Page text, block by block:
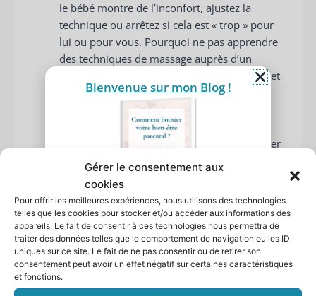
Gérer le consentement aux
cookies
Pour offrir les meilleures expériences, nous utilisons des technologies
telles que les cookies pour stocker et/ou accéder aux informations des
appareils. Le fait de consentir à ces technologies nous permettra de
traiter des données telles que le comportement de navigation ou les ID
uniques sur ce site. Le fait de ne pas consentir ou de retirer son
consentement peut avoir un effet négatif sur certaines caractéristiques
et fonctions.
le bébé montre de l’inconfort, ajustez la
technique ou arrêtez si cela est « trop » pour
lui ou pour vous. Pourquoi ne pas apprendre
des techniques de massage auprès d’un
professionnel ? Peut-être que la lecture de cet
article pour vous aider :Choisir la meilleure
méthode pour apprendre à masser bébé
Massez votre bébé lorsqu’il est calme et
éveillé, idéalement entre les repas pour éviter
les problèmes de digestion.
Évitez de masser immédiatement après un
repas
4.2. Préparez l’environnement
Assurez-vous que la pièce est confortable,
chaude et sans distractions.
Placez bébé sur une surface douce et
Bienvenue sur mon Blog !
Comment booster votre
bien-être parental ?
Recevez 5 pistes d'action dans votre
guide pas à pas
Laissez moi votre prénomet
votre